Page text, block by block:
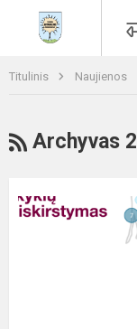
Titulinis Naujienos
RSS
Archyvas
Prasideda